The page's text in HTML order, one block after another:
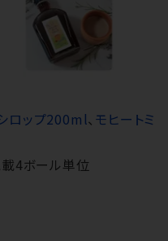
ロップ200ml、 モヒートミ
4ボール単位